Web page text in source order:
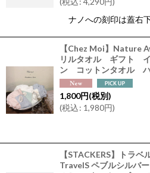
ナノへの刻印は蓋右
【Chez Moi】Nature
リルタオル ギフト
ン コットンタオル
1,800円(税別)
(税込: 1,980円)
【STACKERS】トラ
TravelS ペブルシル